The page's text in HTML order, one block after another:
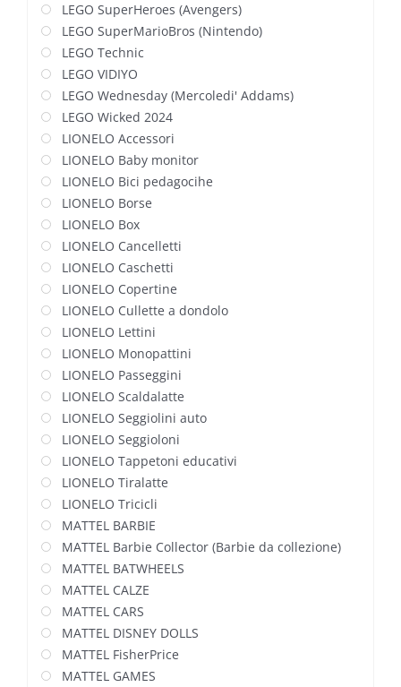
LEGO SuperHeroes (Avengers)
LEGO SuperMarioBros (Nintendo)
LEGO Technic
LEGO VIDIYO
LEGO Wednesday (Mercoledi' Addams)
LEGO Wicked 2024
LIONELO Accessori
LIONELO Baby monitor
LIONELO Bici pedagocihe
LIONELO Borse
LIONELO Box
LIONELO Cancelletti
LIONELO Caschetti
LIONELO Copertine
LIONELO Cullette a dondolo
LIONELO Lettini
LIONELO Monopattini
LIONELO Passeggini
LIONELO Scaldalatte
LIONELO Seggiolini auto
LIONELO Seggioloni
LIONELO Tappetoni educativi
LIONELO Tiralatte
LIONELO Tricicli
MATTEL BARBIE
MATTEL Barbie Collector (Barbie da collezione)
MATTEL BATWHEELS
MATTEL CALZE
MATTEL CARS
MATTEL DISNEY DOLLS
MATTEL FisherPrice
MATTEL GAMES